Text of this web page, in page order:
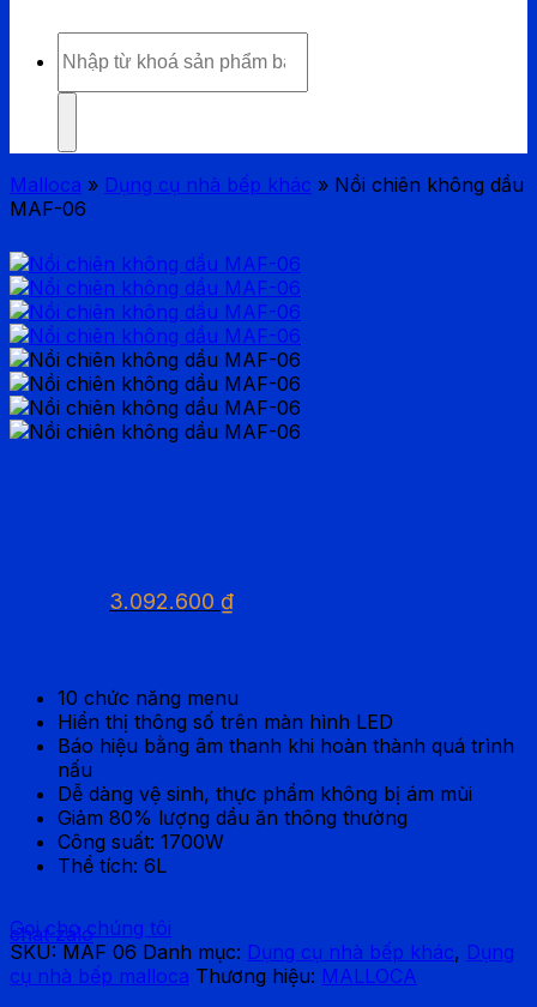
kiếm:
Malloca » Dụng cụ nhà bếp khác » Nồi chiên không dầu
MAF-06
Giá
3.092.600 ₫Giá
3.092.600 ₫.
10 chức năng menu
Hiển thị thông số trên màn hình LED
Báo hiệu bằng âm thanh khi hoàn thành quá trình
nấu
Dễ dàng vệ sinh, thực phẩm không bị ám mùi
Giảm 80% lượng dầu ăn thông thường
Công suất: 1700W
Thể tích: 6L
chat zalo
Gọi cho chúng tôi
SKU: MAF 06 Danh mục: Dụng cụ nhà bếp khác, Dụng
cụ nhà bếp malloca Thương hiệu: MALLOCA